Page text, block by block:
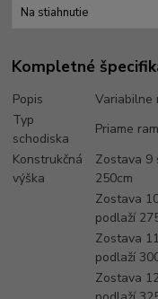
Na stiahnutie
Kompletné
Popis
Variabilne
Typ
schodiska
Priame
Konstrukčná
výška
Zostava 9
250cm
Zostava
podlaží
Zostava
podlaží
Zostava